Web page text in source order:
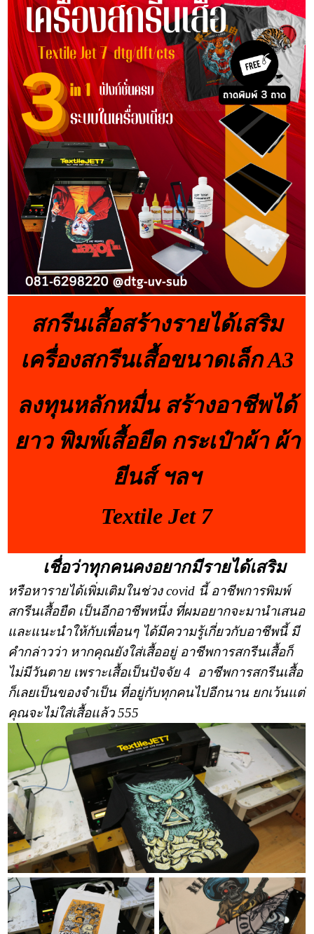
สกรีนเสื้อสร้างรายได้เสริม
เครื่องสกรีนเสื้อขนาดเล็ก A3
ลงทุนหลักหมื่น สร้างอาชีพได้
ยาว พิมพ์เสื้อยืด กระเป๋าผ้า ผ้า
ยีนส์ ฯลฯ
Textile Jet 7
เชื่อว่าทุกคนคงอยากมีรายได้เสริม
หรือหารายได้เพิ่มเติมในช่วง covid นี้ อาชีพการพิมพ์
สกรีนเสื้อยืด เป็นอีกอาชีพหนึ่ง ที่ผมอยากจะมานำเสนอ
และแนะนำให้กับเพื่อนๆ ได้มีความรู้เกี่ยวกับอาชีพนี้ มี
คำกล่าวว่า หากคุณยังใส่เสื้ออยู่ อาชีพการสกรีนเสื้อก็
ไม่มีวันตาย เพราะเสื้อเป็นปัจจัย 4 อาชีพการสกรีนเสื้อ
ก็เลยเป็นของจำเป็น ที่อยู่กับทุกคนไปอีกนาน ยกเว้นแต่
คุณจะไม่ใส่เสื้อแล้ว 555